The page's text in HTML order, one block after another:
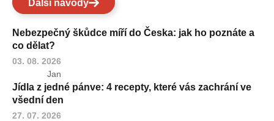
Další návody
Nebezpečný škůdce míří do Česka: jak ho poznáte a
co dělat?
03. 08. 2026
Jan
Jídla z jedné pánve: 4 recepty, které vás zachrání ve
všední den
27. 07. 2026